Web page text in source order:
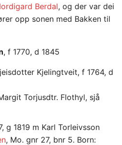
Berdal, og der var dei
opp sonen med Bakken til
, f 1770, d 1845
Kjelingtveit, f 1764, d
Torjusdtr. Flothyl, sjå
g 1819 m Karl Torleivsson
, Mo. gnr 27, bnr 5. Born: